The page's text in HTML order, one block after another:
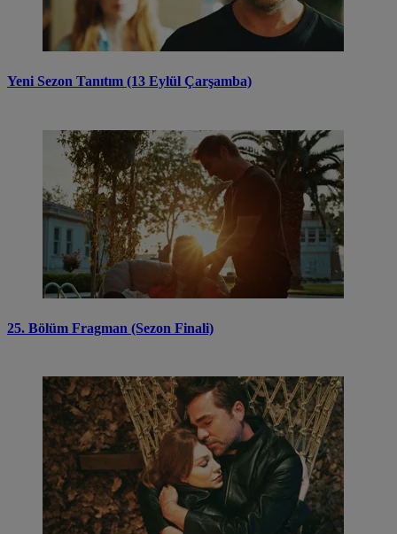
Yeni Sezon Tanıtım (13 Eylül Çarşamba)
25. Bölüm Fragman (Sezon Finali)